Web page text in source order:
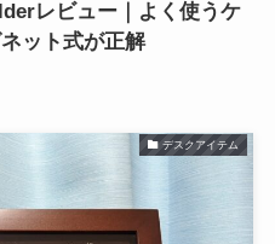
レビュー｜よく使うケ
ット式が正解
デスクアイテム